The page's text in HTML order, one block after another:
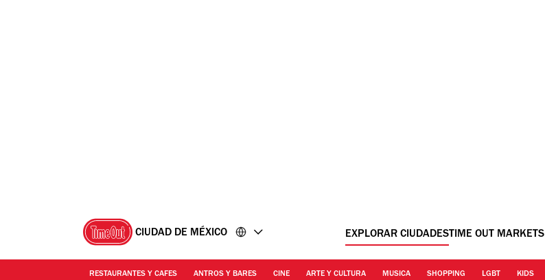
CIUDAD DE MÉXICO EXPLORAR CIUDADESTIME OUT MARKETS
RESTAURANTES Y CAFES ANTROS Y BARES CINE ARTE Y CULTURA MUSICA SHOPPING LGBT KIDS